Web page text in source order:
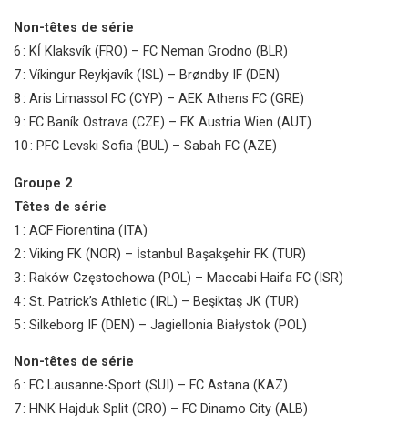
Non-têtes de série
6 : Kĺ Klaksvík (FRO) – FC Neman Grodno (BLR)
7 : Víkingur Reykjavík (ISL) – Brøndby IF (DEN)
8 : Aris Limassol FC (CYP) – AEK Athens FC (GRE)
9 : FC Baník Ostrava (CZE) – FK Austria Wien (AUT)
10 : PFC Levski Sofia (BUL) – Sabah FC (AZE)
Groupe 2
Têtes de série
1 : ACF Fiorentina (ITA)
2 : Viking FK (NOR) – İstanbul Başakşehir FK (TUR)
3 : Raków Częstochowa (POL) – Maccabi Haifa FC (ISR)
4 : St. Patrick’s Athletic (IRL) – Beşiktaş JK (TUR)
5 : Silkeborg IF (DEN) – Jagiellonia Białystok (POL)
Non-têtes de série
6 : FC Lausanne-Sport (SUI) – FC Astana (KAZ)
7 : HNK Hajduk Split (CRO) – FC Dinamo City (ALB)